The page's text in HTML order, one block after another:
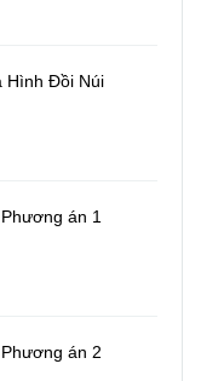
Hình Đồi Núi
án 1
án 2